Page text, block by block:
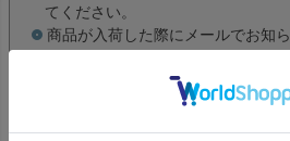
てください。
商品が入荷した際にメールでお知